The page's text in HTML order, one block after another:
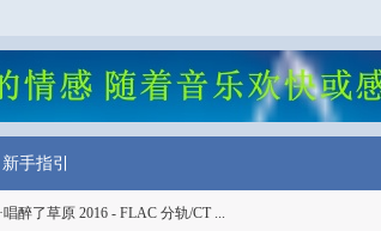
新手指引
醉了草原 2016 - FLAC 分轨/CT ...